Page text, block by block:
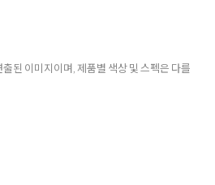
된 이미지이며, 제품별 색상 및 스펙은 다를